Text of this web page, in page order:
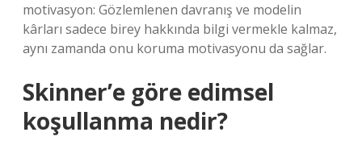
motivasyon: Gözlemlenen davranış ve modelin
kârları sadece birey hakkında bilgi vermekle kalmaz,
aynı zamanda onu koruma motivasyonu da sağlar.
Skinner’e göre edimsel
koşullanma nedir?